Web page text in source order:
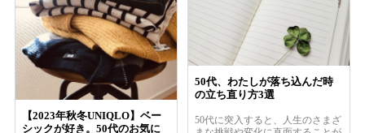
【2023年秋冬UNIQLO】ベー
シックが好き。50代のお気に
50代、わたしが落ち込んだ時
の立ち直り方3選
50代に突入すると、人生のさまざ